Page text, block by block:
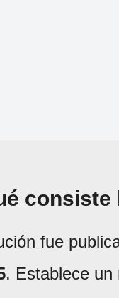
fue
. Establece